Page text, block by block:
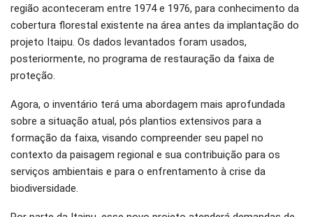
região aconteceram entre 1974 e 1976, para conhecimento da
cobertura florestal existente na área antes da implantação do
projeto Itaipu. Os dados levantados foram usados,
posteriormente, no programa de restauração da faixa de
proteção.
Agora, o inventário terá uma abordagem mais aprofundada
sobre a situação atual, pós plantios extensivos para a
formação da faixa, visando compreender seu papel no
contexto da paisagem regional e sua contribuição para os
serviços ambientais e para o enfrentamento à crise da
biodiversidade.